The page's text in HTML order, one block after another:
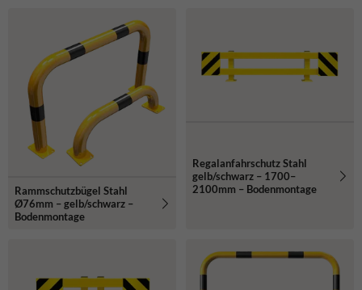
Rammschutzbügel Stahl
Ø76mm – gelb/schwarz –
Bodenmontage
Regalanfahrschutz Stahl
gelb/schwarz – 1700–
2100mm – Bodenmontage